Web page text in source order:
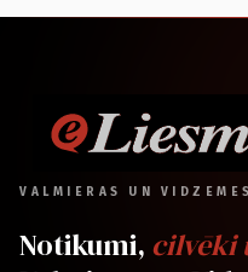
VALMIERAS UN
Notikumi, cilvēki